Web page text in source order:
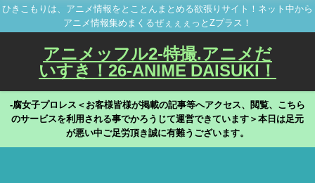
ひきこもりは、アニメ情報をとことんまとめる欲張りサイト！ネット中から
アニメ情報集めまくるぜぇぇぇっとZプラス！
アニメッフル2-特撮.アニメだ
いすき！26-ANIME DAISUKI！
-腐女子プロレス＜お客様皆様が掲載の記事等へアクセス、閲覧、こちら
のサービスを利用される事でかろうじて運営できています＞本日は足元
が悪い中ご足労頂き誠に有難うございます。